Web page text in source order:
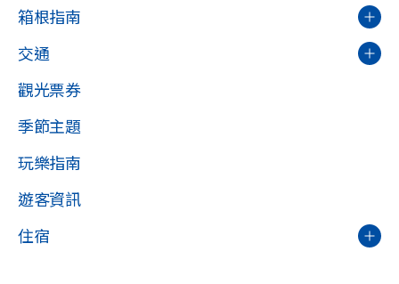
箱根指南
交通
觀光票券
季節主題
玩樂指南
遊客資訊
住宿